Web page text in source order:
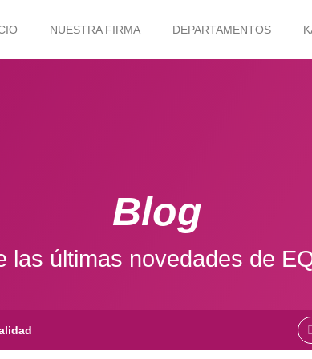
NUESTRA FIRMA DEPARTAMENTOS
Blog
las últimas novedades de